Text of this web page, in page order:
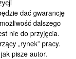
dać gwarancję
dalszego
nie do przyjęcia.
„rynek” pracy.
pisze autor.